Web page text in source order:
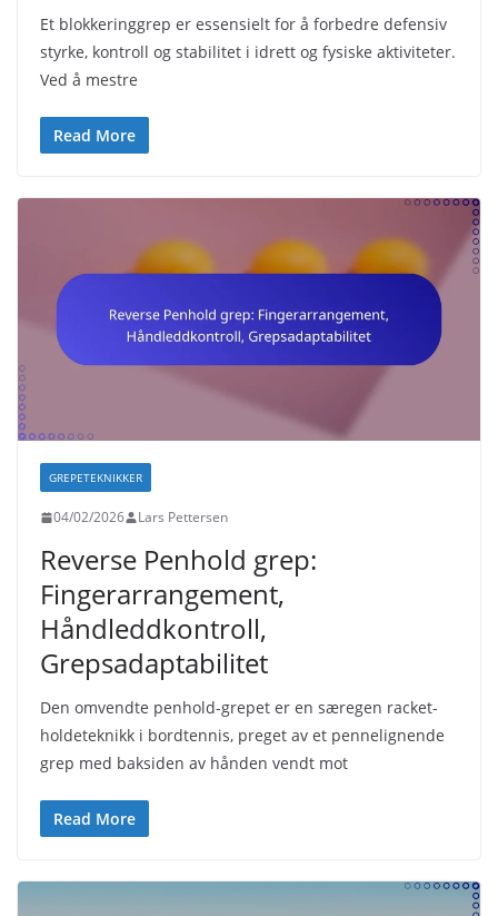
Et blokkeringgrep er essensielt for å forbedre defensiv
styrke, kontroll og stabilitet i idrett og fysiske aktiviteter.
Ved å mestre
Read More
GREPETEKNIKKER
04/02/2026 Lars Pettersen
Reverse Penhold grep:
Fingerarrangement,
Håndleddkontroll,
Grepsadaptabilitet
Den omvendte penhold-grepet er en særegen racket-
holdeteknikk i bordtennis, preget av et pennelignende
grep med baksiden av hånden vendt mot
Read More